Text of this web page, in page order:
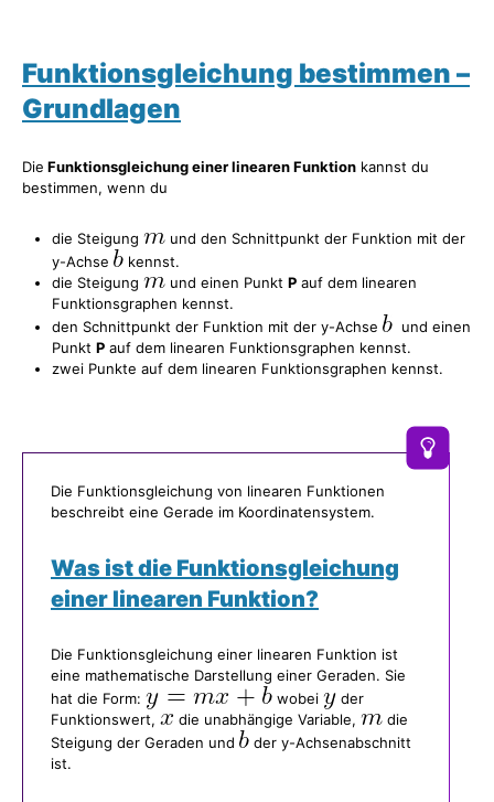
Funktionsgleichung bestimmen –
Grundlagen
Die Funktionsgleichung einer linearen Funktion kannst du
bestimmen, wenn du
die Steigung
und den Schnittpunkt der Funktion mit der
y-Achse
kennst.
die Steigung
und einen Punkt P auf dem linearen
Funktionsgraphen kennst.
den Schnittpunkt der Funktion mit der y-Achse
und einen
Punkt P auf dem linearen Funktionsgraphen kennst.
zwei Punkte auf dem linearen Funktionsgraphen kennst.
Die Funktionsgleichung von linearen Funktionen
beschreibt eine Gerade im Koordinatensystem.
Was ist die Funktionsgleichung
einer linearen Funktion?
Die Funktionsgleichung einer linearen Funktion ist
eine mathematische Darstellung einer Geraden. Sie
hat die Form:
wobei
der
Funktionswert,
die unabhängige Variable,
die
Steigung der Geraden und
der y-Achsenabschnitt
ist.